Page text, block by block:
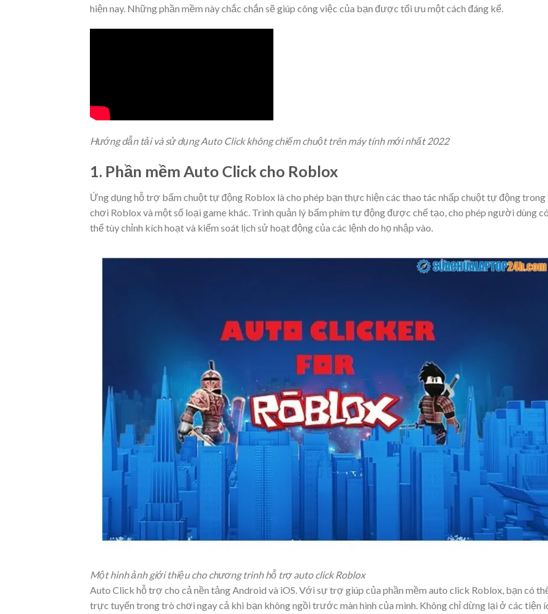
hiện nay. Những phần mềm này chắc chắn sẽ giúp công việc của bạn được tối ưu một cách đáng kể.
Hướng dẫn tải và sử dụng Auto Click không chiếm chuột trên máy tính mới nhất 2022
1. Phần mềm Auto Click cho Roblox
Ứng dụng hỗ trợ bấm chuột tự động Roblox là cho phép bạn thực hiện các thao tác nhấp chuột tự động
chơi Roblox và một số loại game khác. Trình quản lý bấm phím tự động được chế tạo, cho phép người dùng
thể tùy chỉnh kích hoạt và kiểm soát lịch sử hoạt động của các lệnh do họ nhập vào.
Một hình ảnh giới thiệu cho chương trình hỗ trợ auto click Roblox
Auto Click hỗ trợ cho cả nền tảng Android và iOS. Với sự trợ giúp của phần mềm auto click Roblox, bạn có
trực tuyến trong trò chơi ngay cả khi bạn không ngồi trước màn hình của mình. Không chỉ dừng lại ở các tiện